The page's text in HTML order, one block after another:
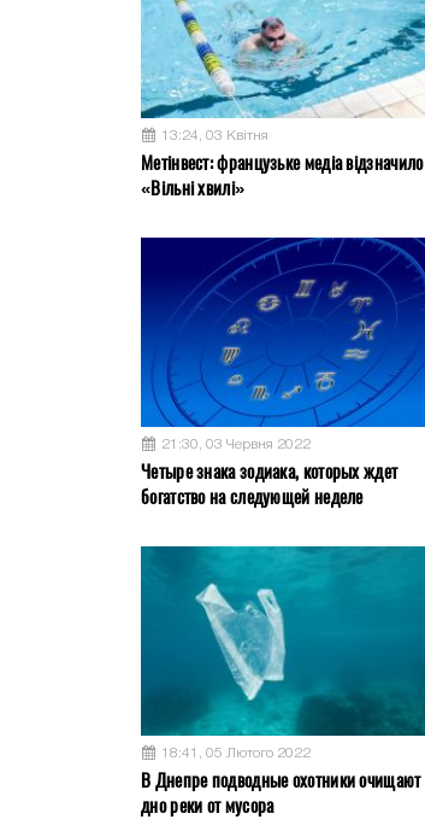
13:24, 03 Квітня
Метінвест: французьке медіа відзначило
«Вільні хвилі»
21:30, 03 Червня 2022
Четыре знака зодиака, которых ждет
богатство на следующей неделе
18:41, 05 Лютого 2022
В Днепре подводные охотники очищают
дно реки от мусора